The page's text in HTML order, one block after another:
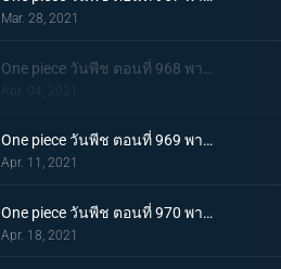
Mar. 28, 2021
Apr. 04, 2021
One piece วันพีช ตอนที่ 969 พากย์ไทย มุ่งสู่วะโนะคุนิ! โจรสลัดโรเจอร์สลายตัว!
Apr. 11, 2021
One piece วันพีช ตอนที่ 970 พากย์ไทย ข่าวร้าย เปิดยุคแห่งโจรสลัด
Apr. 18, 2021